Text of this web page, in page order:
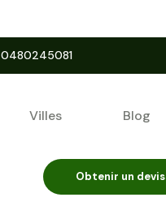
0480245081
Villes Blog
Obtenir un devis